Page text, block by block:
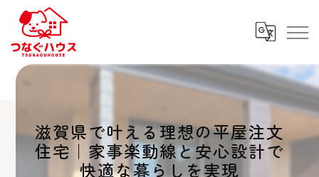
滋賀県で叶える理想の平屋注文
住宅｜家事楽動線と安心設計で
快適な暮らしを実現